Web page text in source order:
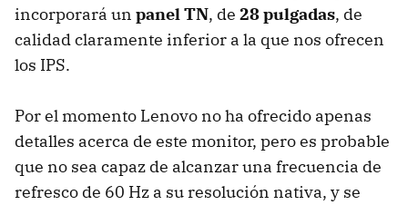
incorporará un panel TN, de 28 pulgadas, de
calidad claramente inferior a la que nos ofrecen
los IPS.
Por el momento Lenovo no ha ofrecido apenas
detalles acerca de este monitor, pero es probable
que no sea capaz de alcanzar una frecuencia de
refresco de 60 Hz a su resolución nativa, y se